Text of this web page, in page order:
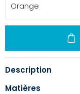
Orange
Description
Matières